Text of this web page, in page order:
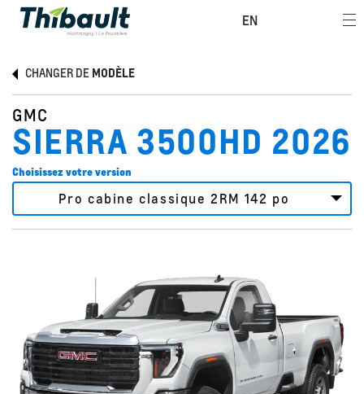
EN
CHANGER DE MODÈLE
GMC
SIERRA 3500HD 2026
Choisissez votre version
Pro cabine classique 2RM 142 po